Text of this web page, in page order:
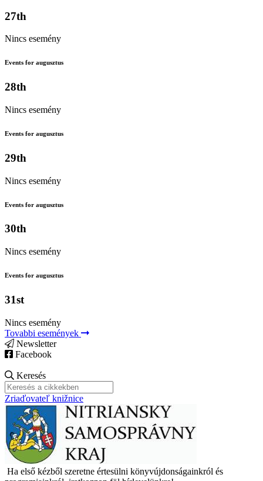
27th
Nincs esemény
Events for augusztus
28th
Nincs esemény
Events for augusztus
29th
Nincs esemény
Events for augusztus
30th
Nincs esemény
Events for augusztus
31st
Nincs esemény
Tovabbi események
Newsletter
Facebook
Keresés
Zriaďovateľ knižnice
Ha első kézből szeretne értesülni könyvújdonságainkról és